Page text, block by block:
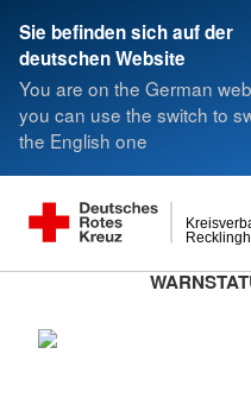
Sie befinden sich auf der
deutschen Website
You are on the German
you can use the switch to
the English one